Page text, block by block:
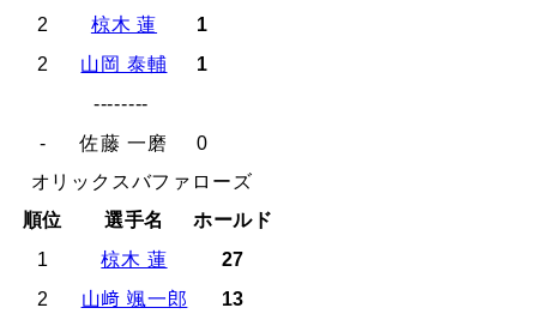
2
椋木 蓮
1
2
山岡 泰輔
1
--------
-
佐藤 一磨
0
オリックスバファローズ
順位
選手名
ホールド
1
椋木 蓮
27
2
山﨑 颯一郎
13